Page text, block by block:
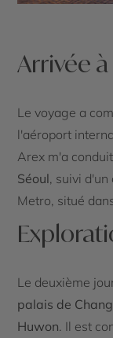
Arrivée
Le voyage a
l'aéroport
Arex m'a
Séoul, suivi
Metro, situé
Le deuxième
palais de
Huwon. Il est